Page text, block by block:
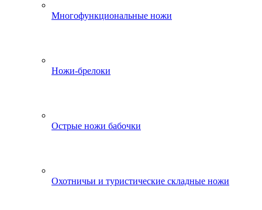
Многофункциональные ножи
Ножи-брелоки
Острые ножи бабочки
Охотничьи и туристические складные ножи